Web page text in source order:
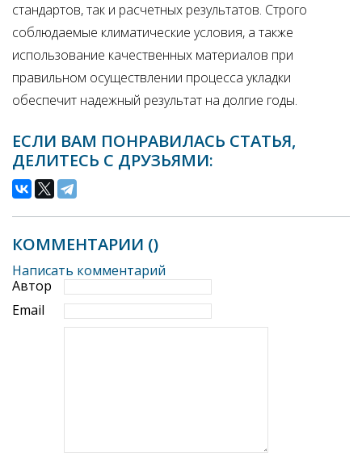
стандартов, так и расчетных результатов. Строго
соблюдаемые климатические условия, а также
использование качественных материалов при
правильном осуществлении процесса укладки
обеспечит надежный результат на долгие годы.
ЕСЛИ ВАМ ПОНРАВИЛАСЬ СТАТЬЯ,
ДЕЛИТЕСЬ С ДРУЗЬЯМИ:
КОММЕНТАРИИ ()
Написать комментарий
Автор
Email